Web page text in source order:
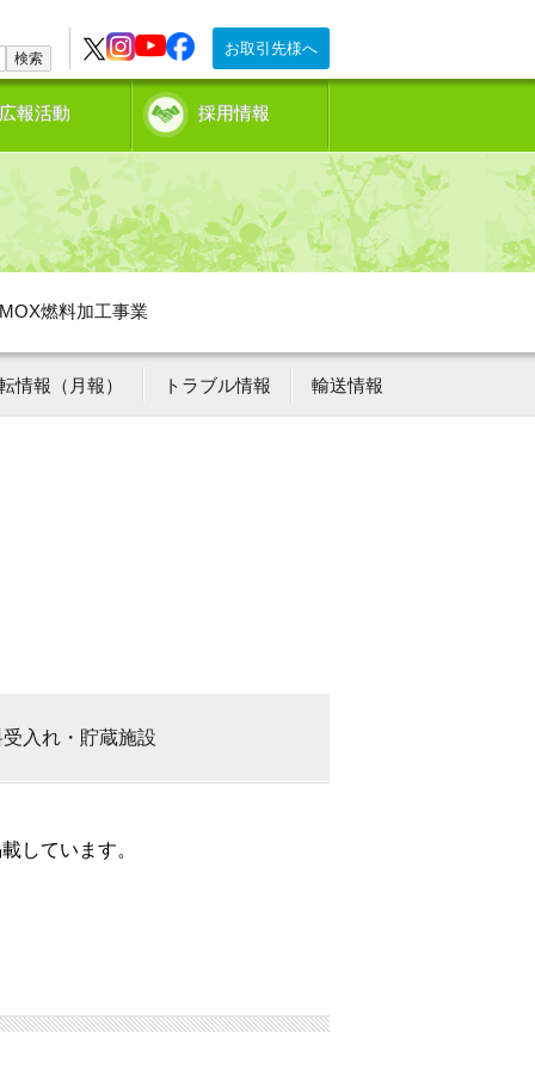
お取引先様へ
検索
報活動 採用情報
燃料加工事業
情報（月報） トラブル情報 輸送情報
受入れ・貯蔵施設
しています。